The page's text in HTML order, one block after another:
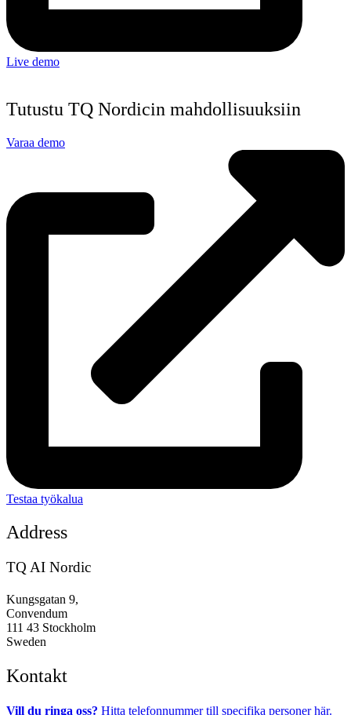
Live demo
Tutustu TQ Nordicin mahdollisuuksiin
Varaa demo
Testaa työkalua
Address
TQ AI Nordic
Kungsgatan 9,
Convendum
111 43 Stockholm
Sweden
Kontakt
Vill du ringa oss? Hitta telefonnummer till specifika personerhär.